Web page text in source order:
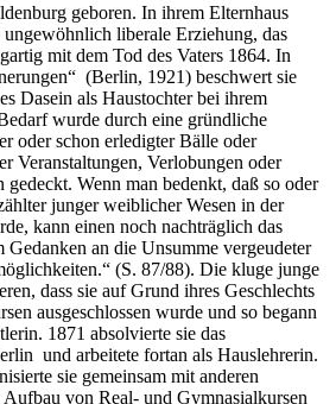
geboren. In ihrem Elternhaus
liberale Erziehung, das
mit dem Tod des Vaters 1864. In
(Berlin, 1921) beschwert sie
Dasein als Haustochter bei ihrem
wurde durch eine gründliche
oder schon erledigter Bälle oder
Veranstaltungen, Verlobungen oder
Wenn man bedenkt, daß so oder
junger weiblicher Wesen in der
kann einen noch nachträglich das
Gedanken an die Unsumme vergeudeter
(S. 87/88). Die kluge junge
dass sie auf Grund ihres Geschlechts
ausgeschlossen wurde und so begann
1871 absolvierte sie das
und arbeitete fortan als Hauslehrerin.
sie gemeinsam mit anderen
von Real- und Gymnasialkursen